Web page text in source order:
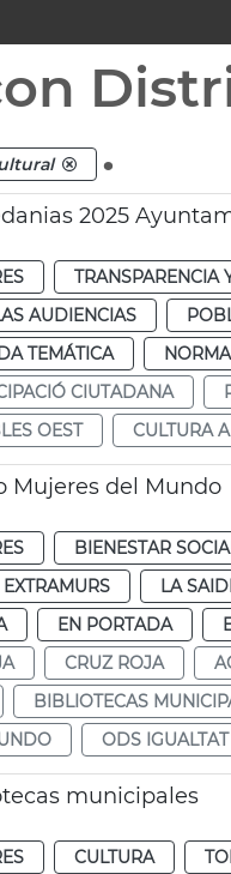
.
2025
TRANSPARENCIA
AUDIENCIAS
TEMÁTICA
CIUTADANA
OEST CULTURA
Mujeres del Mundo
BIENESTAR
EXTRAMURS LA
EN PORTADA
CRUZ ROJA
BIBLIOTECAS
ODS IGUALTAT
municipales
CULTURA